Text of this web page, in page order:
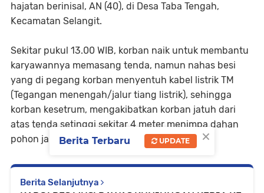
hajatan berinisal, AN (40), di Desa Taba Tengah,
Kecamatan Selangit.
Sekitar pukul 13.00 WIB, korban naik untuk membantu
karyawannya memasang tenda, namun nahas besi
yang di pegang korban menyentuh kabel listrik TM
(Tegangan menengah/jalur tiang listrik), sehingga
korban kesetrum, mengakibatkan korban jatuh dari
atas tenda setinggi sekitar 4 meter menimpa dahan
pohon jambu sebelum jatuh ketanah. (Tim)
Berita Selanjutnya
×
Berita Terbaru UPDATE